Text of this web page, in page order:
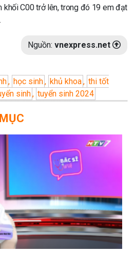
khối C00 trở lên, trong đó 19 em đạt
Nguồn: vnexpress.net
, học sinh, khủ khoa, thi tốt
sinh, tuyển sinh 2024